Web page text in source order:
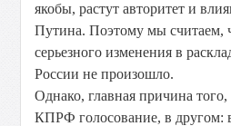
якобы, растут авторитет и
Путина. Поэтому мы считаем,
серьезного изменения в
России не произошло.
Однако, главная причина
КПРФ голосование, в другом: